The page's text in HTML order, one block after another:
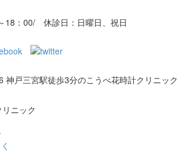
：00/ 休診日：日曜日、祝日
戸三宮駅徒歩3分のこうべ花時計クリニック